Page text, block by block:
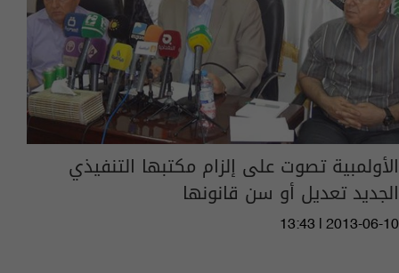
الأولمبية تصوت على إلزام مكتبها التنفيذي
الجديد تعديل أو سن قانونها
13:43 | 2013-06-10